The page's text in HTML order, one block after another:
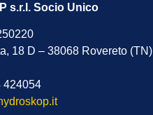
s.r.l. Socio Unico
18 D – 38068 Rovereto (TN)
424054